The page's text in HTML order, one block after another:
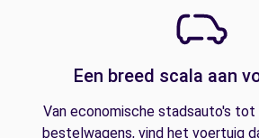
Een breed scala aan
Van economische stadsauto's tot
bestelwagens, vind het voertuig